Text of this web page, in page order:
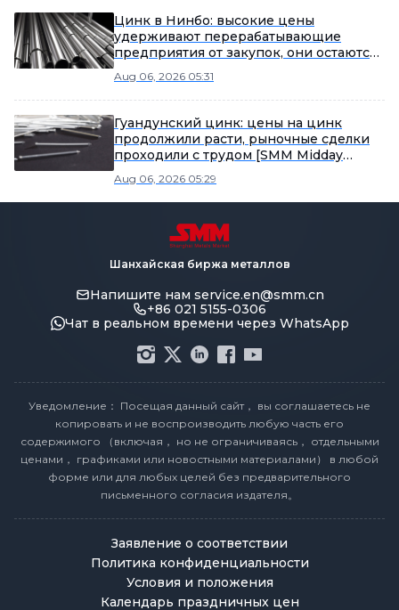
Цинк в Нинбо: высокие цены
удерживают перерабатывающие
предприятия от закупок, они остаются
цинком вялая [SMM Midday Review]
Aug 06, 2026 05:31
Гуандунский цинк: цены на цинк
продолжили расти, рыночные сделки
проходили с трудом [SMM Midday
Aug 06, 2026 05:29
Шанхайская биржа металлов
Напишите нам service.en@smm.cn
+86 021 5155-0306
Чат в реальном времени через WhatsApp
Уведомление： Посещая данный сайт， вы соглашаетесь не
копировать и не воспроизводить любую часть его
содержимого （включая， но не ограничиваясь， отдельными
ценами， графиками или новостными материалами） в любой
форме или для любых целей без предварительного
письменного согласия издателя。
Заявление о соответствии
Политика конфиденциальности
Условия и положения
Календарь праздничных цен